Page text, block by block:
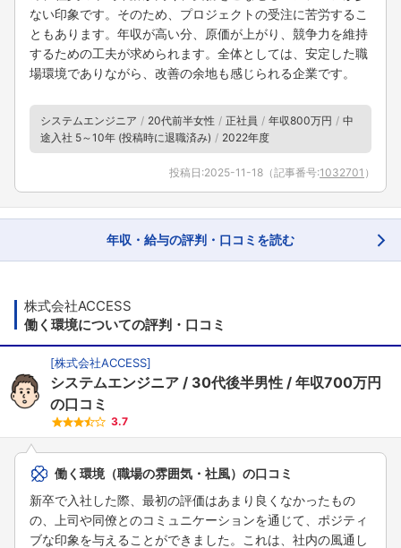
ない印象です。そのため、プロジェクトの受注に苦労するこ
ともあります。年収が高い分、原価が上がり、競争力を維持
するための工夫が求められます。全体としては、安定した職
場環境でありながら、改善の余地も感じられる企業です。
システムエンジニア 20代前半女性 正社員 年収800万円
中
途入社 5～10年 (投稿時に退職済み)
2022年度
投稿日:2025-11-18 （記事番号:1032701 ）
年収・給与の評判・口コミを読む
株式会社ACCESS
働く環境についての評判・口コミ
[株式会社ACCESS]
システムエンジニア 30代後半男性
年収700万円
の口コミ
3.7
働く環境（職場の雰囲気・社風）の口コミ
新卒で入社した際、最初の評価はあまり良くなかったもの
の、上司や同僚とのコミュニケーションを通じて、ポジティ
ブな印象を与えることができました。これは、社内の風通し